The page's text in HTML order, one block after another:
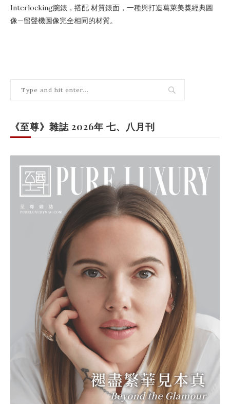
Interlocking腕錶，搭配 材質錶面，一種與打造葛萊美獎經典圖
像—留聲機圖像完全相同的材質。
《至尊》雜誌 2026年 七、八月刊